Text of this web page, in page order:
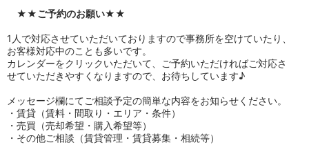
★★ご予約のお願い★★
1人で対応させていただいておりますので事務所を空けていたり、
お客様対応中のことも多いです。
カレンダーをクリックいただいて、ご予約いただければご対応さ
せていただきやすくなりますので、お待ちしています♪
メッセージ欄にてご相談予定の簡単な内容をお知らせください。
・賃貸（賃料・間取り・エリア・条件）
・売買（売却希望・購入希望等）
・その他ご相談（賃貸管理・賃貸募集・相続等）